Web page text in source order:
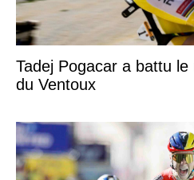
Tadej Pogacar a battu le
du Ventoux